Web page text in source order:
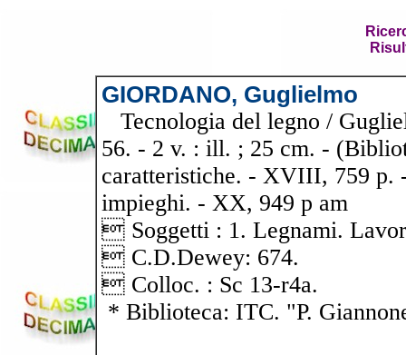
GIORDANO, Guglielmo
Tecnologia del legno /
56. - 2 v. : ill. ; 25 cm. -
caratteristiche. - XVIII, 759 p.
impieghi. - XX, 949 p am
 Soggetti : 1. Legnami.
 C.D.Dewey: 674.
 Colloc. : Sc 13-r4a.
* Biblioteca: ITC. "P.